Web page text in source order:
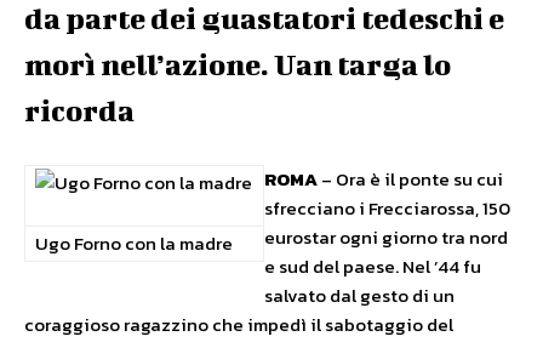
da parte dei guastatori tedeschi e
morì nell’azione. Uan targa lo
ricorda
Ugo Forno con la madre
ROMA– Ora è il ponte su cui
sfrecciano i Frecciarossa, 150
eurostar ogni giorno tra nord
e sud del paese. Nel ’44 fu
salvato dal gesto di un
coraggioso ragazzino che impedì il sabotaggio del